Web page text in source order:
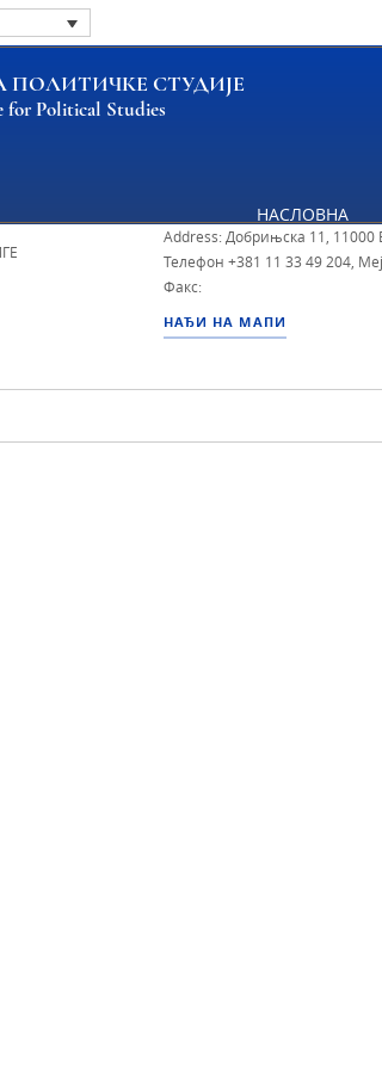
ПОЛИТИЧКЕ СТУДИЈЕ
for Political Studies
НАСЛОВНА
ИПС - Институт за политичке
Address: Добрињска 11, 11000
Телефон +381 11 33 49 204,
Факс:
НАЂИ НА МАПИ